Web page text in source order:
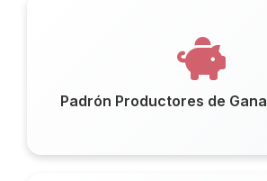
Padrón Productores de